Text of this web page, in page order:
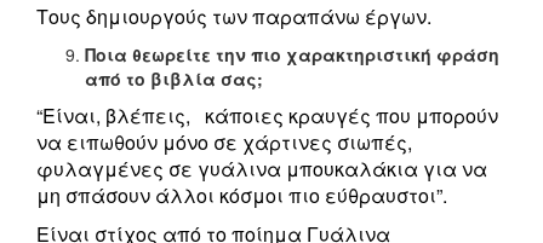
Τους δημιουργούς των παραπάνω έργων.
Ποια θεωρείτε την πιο χαρακτηριστική φράση
από το βιβλία σας;
“Είναι, βλέπεις, κάποιες κραυγές που μπορούν
να ειπωθούν μόνο σε χάρτινες σιωπές,
φυλαγμένες σε γυάλινα μπουκαλάκια για να
μη σπάσουν άλλοι κόσμοι πιο εύθραυστοι”.
Είναι στίχος από το ποίημα Γυάλινα